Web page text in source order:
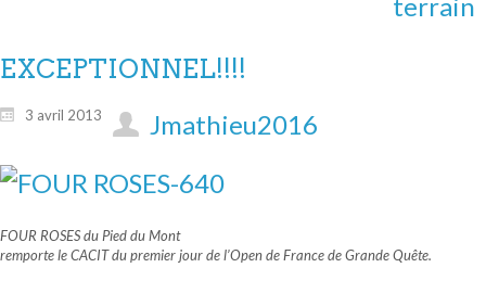
EXCEPTIONNEL!!!!
3 avril 2013 Jmathieu2016
FOUR ROSES du Pied du Mont
remporte le CACIT du premier jour de l’Open de France de Grande Quête.